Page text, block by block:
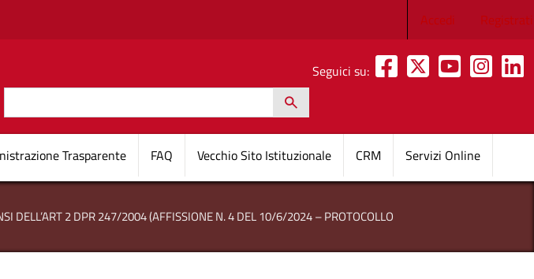
Menu
Accedi Registrati
Seguici su:
h
Navigazione principale
Trasparente FAQ Vecchio Sito Istituzionale CRM Servizi Online
DELL’ART 2 DPR 247/2004 (AFFISSIONE N. 4 DEL 10/6/2024 – PROTOCOLLO